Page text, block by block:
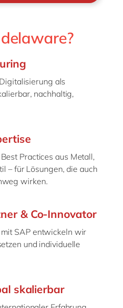
als
nachhaltig,
Practices aus Metall,
– für Lösungen, die auch
wirken.
& Co-Innovator
SAP entwickeln wir
und individuelle
skalierbar